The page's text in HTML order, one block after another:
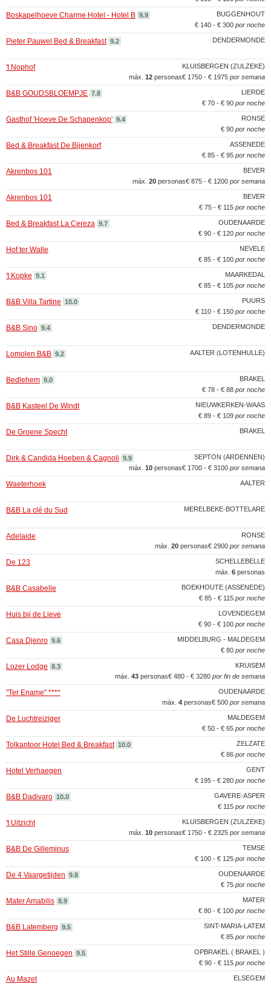
BUGGENHOUT
Boskapelhoeve Charme Hotel - Hotel B 9.9
€ 140 - € 300 por noche
DENDERMONDE
Pieter Pauwel Bed & Breakfast 9.2
KLUISBERGEN (ZULZEKE)
't Nophof
€ 1750 - € 1975 por semana
máx. 12 personas
LIERDE
B&B GOUDSBLOEMPJE 7.8
€ 70 - € 90 por noche
RONSE
Gasthof 'Hoeve De Schapenkop' 9.4
€ 90 por noche
ASSENEDE
Bed & Breakfast De Bijenkorf
€ 85 - € 95 por noche
BEVER
Akrenbos 101
€ 875 - € 1200 por semana
máx. 20 personas
BEVER
Akrenbos 101
€ 75 - € 115 por noche
OUDENAARDE
Bed & Breakfast La Cereza 9.7
€ 90 - € 120 por noche
NEVELE
Hof ter Walle
€ 85 - € 100 por noche
MAARKEDAL
't Kopke 9.1
€ 85 - € 105 por noche
PUURS
B&B Villa Tartine 10.0
€ 110 - € 150 por noche
DENDERMONDE
B&B Sino 9.4
AALTER (LOTENHULLE)
Lomolen B&B 9.2
BRAKEL
Bedlehem 9.0
€ 78 - € 88 por noche
NIEUWKERKEN-WAAS
B&B Kasteel De Windt
€ 89 - € 109 por noche
BRAKEL
De Groene Specht
SEPTON (ARDENNEN)
Dirk & Candida Hoeben & Cagnoli 9.9
€ 1700 - € 3100 por semana
máx. 10 personas
AALTER
Waeterhoek
MERELBEKE-BOTTELARE
B&B La clé du Sud
RONSE
Adelaide
€ 2900 por semana
máx. 20 personas
SCHELLEBELLE
De 123
máx. 6 personas
BOEKHOUTE (ASSENEDE)
B&B Casabelle
€ 85 - € 115 por noche
LOVENDEGEM
Huis bij de Lieve
€ 90 - € 100 por noche
MIDDELBURG - MALDEGEM
Casa Djenro 9.6
€ 80 por noche
KRUISEM
Lozer Lodge 8.3
€ 480 - € 3280 por fin de semana
máx. 43 personas
OUDENAARDE
"Ter Ename" ****
€ 500 por semana
máx. 4 personas
MALDEGEM
De Luchtreiziger
€ 50 - € 65 por noche
ZELZATE
Tolkantoor Hotel Bed & Breakfast 10.0
€ 86 por noche
GENT
Hotel Verhaegen
€ 195 - € 280 por noche
GAVERE-ASPER
B&B Dadivaro 10.0
€ 115 por noche
KLUISBERGEN (ZULZEKE)
't Uitzicht
€ 1750 - € 2325 por semana
máx. 10 personas
TEMSE
B&B De Gilleminus
€ 100 - € 125 por noche
OUDENAARDE
De 4 Vaargetijden 9.8
€ 75 por noche
MATER
Mater Amabilis 8.9
€ 80 - € 100 por noche
SINT-MARIA-LATEM
B&B Latemberg 9.5
€ 85 por noche
OPBRAKEL ( BRAKEL )
Het Stille Genoegen 9.5
€ 90 - € 115 por noche
ELSEGEM
Au Mazet